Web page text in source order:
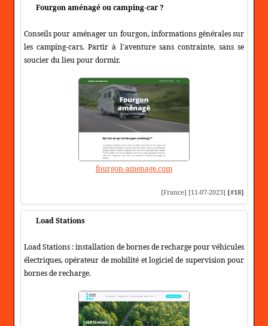
Fourgon aménagé ou camping-car ?
Conseils pour aménager un fourgon, informations générales sur
les camping-cars. Partir à l'aventure sans contrainte, sans se
soucier du lieu pour dormir.
fourgon-amenage.com
[France] [11-07-2023] [#18]
Load Stations
Load Stations : installation de bornes de recharge pour véhicules
électriques, opérateur de mobilité et logiciel de supervision pour
bornes de recharge.